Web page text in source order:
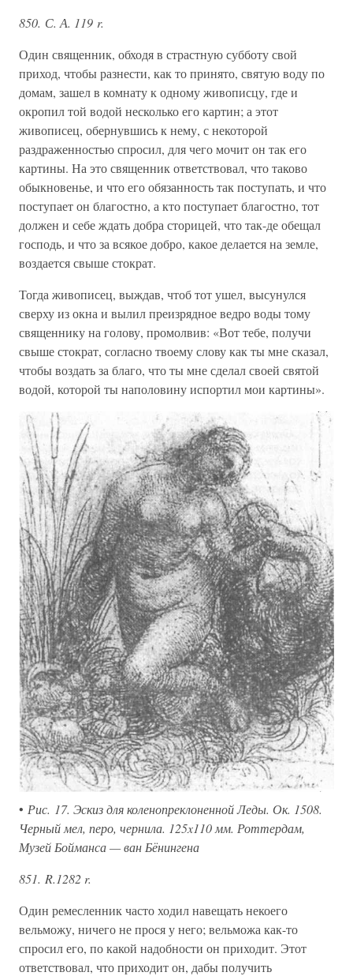
850. С. А. 119 r.
Один священник, обходя в страстную субботу свой
приход, чтобы разнести, как то принято, святую воду по
домам, зашел в комнату к одному живописцу, где и
окропил той водой несколько его картин; а этот
живописец, обернувшись к нему, с некоторой
раздраженностью спросил, для чего мочит он так его
картины. На это священник ответствовал, что таково
обыкновенье, и что его обязанность так поступать, и что
поступает он благостно, а кто поступает благостно, тот
должен и себе ждать добра сторицей, что так-де обещал
господь, и что за всякое добро, какое делается на земле,
воздается свыше стократ.
Тогда живописец, выждав, чтоб тот ушел, высунулся
сверху из окна и вылил преизрядное ведро воды тому
священнику на голову, промолвив: «Вот тебе, получи
свыше стократ, согласно твоему слову как ты мне сказал,
чтобы воздать за благо, что ты мне сделал своей святой
водой, которой ты наполовину испортил мои картины».
• Рис. 17. Эскиз для коленопреклоненной Леды. Ок. 1508.
Черный мел, перо, чернила. 125x110 мм. Роттердам,
Музей Бойманса — ван Бёнингена
851. R.1282 r.
Один ремесленник часто ходил навещать некоего
вельможу, ничего не прося у него; вельможа как-то
спросил его, по какой надобности он приходит. Этот
ответствовал, что приходит он, дабы получить